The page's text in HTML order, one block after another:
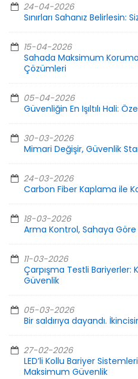
24-04-2026
Sınırları Sahanız
15-04-2026
Sahada Maksimum
Çözümleri
05-04-2026
Güvenliğin En Işıltılı Hali:
30-03-2026
Mimari Değişir, Güvenlik
24-03-2026
Carbon Fiber Kaplama ile
18-03-2026
Arma Kontrol, Sahaya
11-03-2026
Çarpışma Testli Bariyerler:
Güvenlik
05-03-2026
Bir saldırıya dayandı.
27-02-2026
LED’li Kollu Bariyer
Maksimum Güvenlik